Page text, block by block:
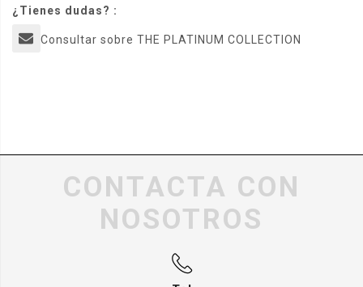
¿Tienes dudas? :
Consultar sobre THE PLATINUM COLLECTION
CONTACTA CON
NOSOTROS